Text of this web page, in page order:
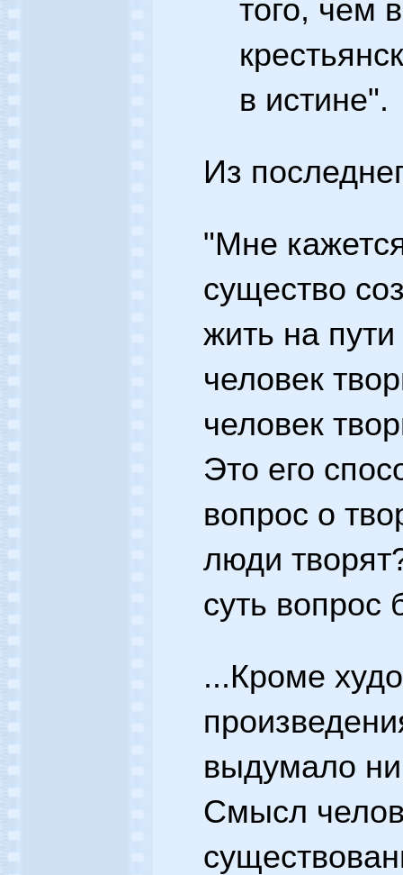
того, чем
в истине".
Из
"Мне
существо
жить на
человек
человек
Это его
вопрос о
люди
суть вопрос
...Кроме
выдумало
Смысл